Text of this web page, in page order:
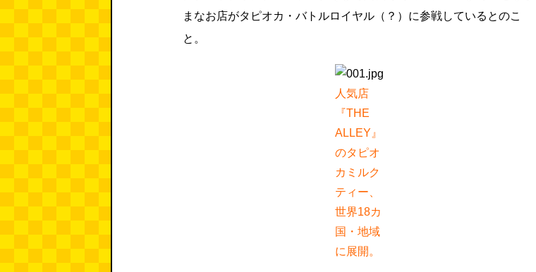
まなお店がタピオカ・バトルロイヤル（？）に参戦しているとのこ
と。
人気店
『THE
ALLEY』
のタピオ
カミルク
ティー、
世界18カ
国・地域
に展開。